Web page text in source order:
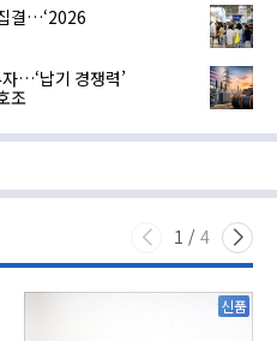
결…‘2026
…‘납기 경쟁력’
조
1 / 4
신품